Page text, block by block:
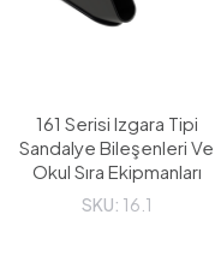
161 Serisi Izgara Tipi
Sandalye Bileşenleri Ve
Okul Sıra Ekipmanları
SKU: 16.1